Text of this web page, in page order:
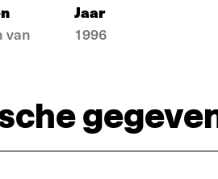
van
Jaar
1996